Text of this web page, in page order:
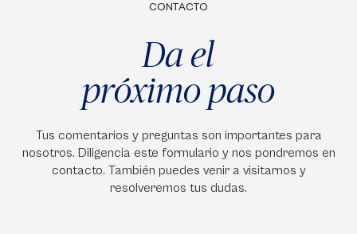
CONTACTO
Da el
próximo paso
Tus comentarios y preguntas son importantes para
nosotros. Diligencia este formulario y nos pondremos en
contacto. También puedes venir a visitarnos y
resolveremos tus dudas.